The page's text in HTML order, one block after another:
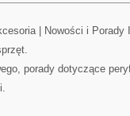
| Nowości i Porady
porady dotyczące